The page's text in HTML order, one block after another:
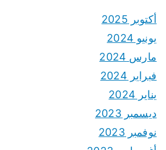
أكتوبر 2025
يونيو 2024
مارس 2024
فبراير 2024
يناير 2024
ديسمبر 2023
نوفمبر 2023